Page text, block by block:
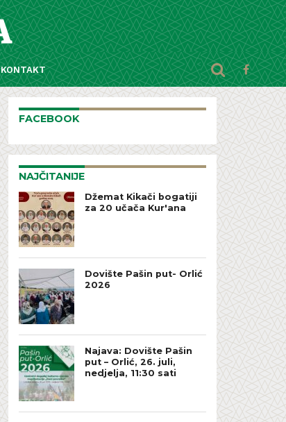
KONTAKT
FACEBOOK
NAJČITANIJE
Džemat Kikači bogatiji
za 20 učača Kur'ana
Dovište Pašin put- Orlić
2026
Najava: Dovište Pašin
put – Orlić, 26. juli,
nedjelja, 11:30 sati